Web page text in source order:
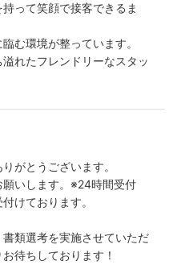
って笑顔で接客できるま
む環境が整っています。
れたフレンドリーなスタッ
がとうございます。
願いします。※24時間受付
けております。
類選考を実施させていただ
待ちしております！